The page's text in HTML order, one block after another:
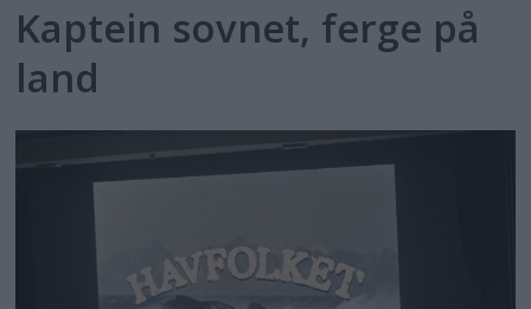
Kaptein sovnet, ferge på
land